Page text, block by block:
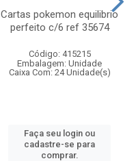
Cartas pokemon equilibrio
perfeito c/6 ref 35674
Código: 415215
Embalagem: Unidade
Caixa Com: 24 Unidade(s)
Faça seu login ou
cadastre-se para
comprar.